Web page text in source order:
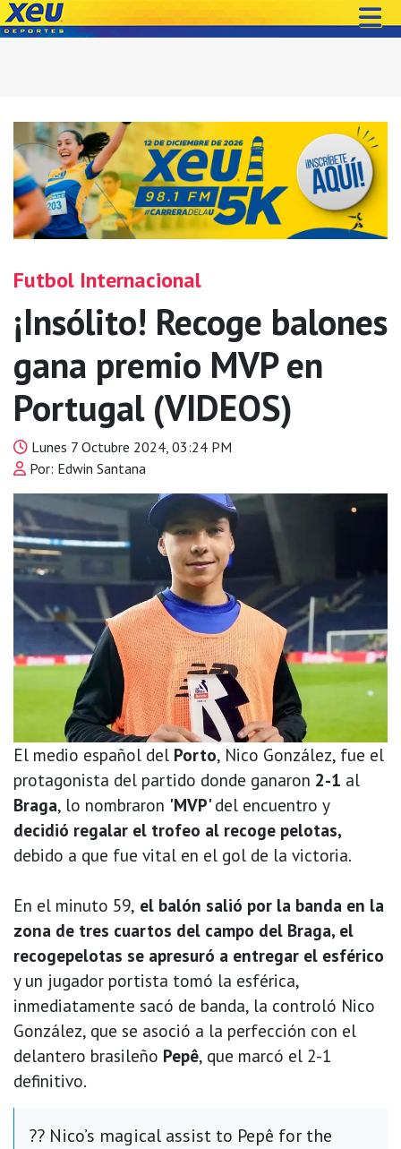
Futbol Internacional
¡Insólito! Recoge balones
gana premio MVP en
Portugal (VIDEOS)
Lunes 7 Octubre 2024, 03:24 PM
Por: Edwin Santana
El medio español del Porto, Nico González, fue el
protagonista del partido donde ganaron 2-1 al
Braga, lo nombraron 'MVP' del encuentro y
decidió regalar el trofeo al recoge pelotas,
debido a que fue vital en el gol de la victoria.
En el minuto 59, el balón salió por la banda en la
zona de tres cuartos del campo del Braga, el
recogepelotas se apresuró a entregar el esférico
y un jugador portista tomó la esférica,
inmediatamente sacó de banda, la controló Nico
González, que se asoció a la perfección con el
delantero brasileño Pepê, que marcó el 2-1
definitivo.
?? Nico’s magical assist to Pepê for the